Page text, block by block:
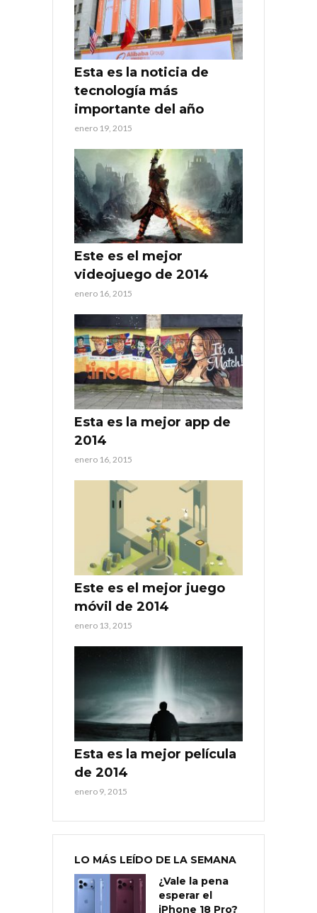
Esta es la noticia de
tecnología más
importante del año
enero 19, 2015
Este es el mejor
videojuego de 2014
enero 16, 2015
Esta es la mejor app de
2014
enero 16, 2015
Este es el mejor juego
móvil de 2014
enero 13, 2015
Esta es la mejor película
de 2014
enero 9, 2015
LO MÁS LEÍDO DE LA SEMANA
¿Vale la pena
esperar el
iPhone 18 Pro?